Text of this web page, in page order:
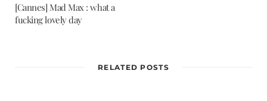
[Cannes] Mad Max : what a
fucking lovely day
RELATED POSTS